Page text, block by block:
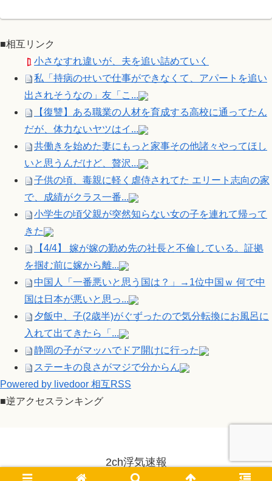
■相互リンク
小さなすれ違いが、夫を追い詰めていく
私「持病のせいで仕事ができなくて、アパートを追い
出されそうなの」友「こ...
【復讐】ある職業の人材を育成する高校に通ってたん
だが、体力ないヤツはイ...
共働きを始めた妻にもっと家事その他諸々やってほし
いと思うんだけど、贅沢...
子供の頃、毒親に軽く虐侍されてた エリート志向の家
で、成績がクラス一番...
小学生の頃父親が突然知らない女の子を連れて帰って
きた
【4/4】 嫁が嫁の勤め先の社長と不倫している。証拠
を掴む前に嫁から離...
中国人「一番悪いと思う国は？」→1位中国ｗ 何で中
国は日本が悪いと思っ...
夕飯中、子(2歳半)がぐずったので気分転換にお風呂に
入れて出てきたら「...
静岡の子がマッハでドア開けに行った
ステーキの良さがマジで分からん
Powered by livedoor 相互RSS
■逆アクセスランキング
2ch浮気速報